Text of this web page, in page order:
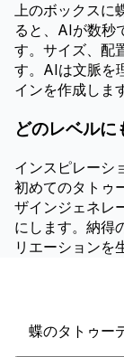
上のボックスに
ると、AIが数秒
す。サイズ、配
す。AIは文脈を
インを作成しま
どのレベルに
インスピレーシ
初めてのタトゥ
ザインジェネレ
にします。納得
リエーションを
蝶のタトゥー